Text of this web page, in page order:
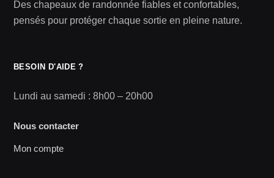
Des chapeaux de randonnée fiables et confortables,
pensés pour protéger chaque sortie en pleine nature.
BESOIN D'AIDE ?
Lundi au samedi : 8h00 – 20h00
Nous contacter
Mon compte